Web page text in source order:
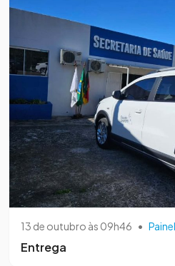
13 de outubro às 09h46 • Painel
Entrega